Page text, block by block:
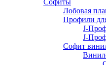
Софиты
Лобовая
Профили
J-
J-
Софит